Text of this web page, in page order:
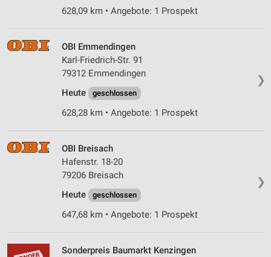
628,09 km • Angebote: 1 Prospekt
❯
OBI Emmendingen
Karl-Friedrich-Str. 91
79312 Emmendingen
Heute
geschlossen
628,28 km • Angebote: 1 Prospekt
❯
OBI Breisach
Hafenstr. 18-20
79206 Breisach
Heute
geschlossen
647,68 km • Angebote: 1 Prospekt
Sonderpreis Baumarkt Kenzingen